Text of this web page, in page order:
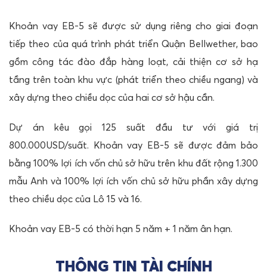
Khoản vay EB-5 sẽ được sử dụng riêng cho giai đoạn
tiếp theo của quá trình phát triển Quận Bellwether, bao
gồm công tác đào đắp hàng loạt, cải thiện cơ sở hạ
tầng trên toàn khu vực (phát triển theo chiều ngang) và
xây dựng theo chiều dọc của hai cơ sở hậu cần.
Dự án kêu gọi 125 suất đầu tư với giá trị
800.000USD/suất. Khoản vay EB-5 sẽ được đảm bảo
bằng 100% lợi ích vốn chủ sở hữu trên khu đất rộng 1.300
mẫu Anh và 100% lợi ích vốn chủ sở hữu phần xây dựng
theo chiều dọc của Lô 15 và 16.
Khoản vay EB-5 có thời hạn 5 năm + 1 năm ân hạn.
THÔNG TIN TÀI CHÍNH